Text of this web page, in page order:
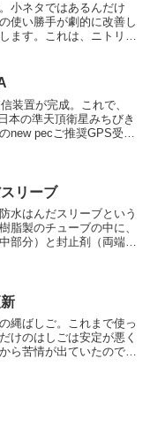
小ネタではあるんだけ
使い勝手が劇的に改善し
ます。これは、ニトリで
で、丸いシンクが2つあ
装置が完成。これで、
本の準天頂衛星みちびき
new pecご推奨GPS受信
リーブ
水はんだスリーブという
脂製のチューブの中に、
部分）と封止剤（両端の
だけが先に...
縄ばしご。これまで使っ
けのはしごは安定が悪く
ら苦情が出ていたので、